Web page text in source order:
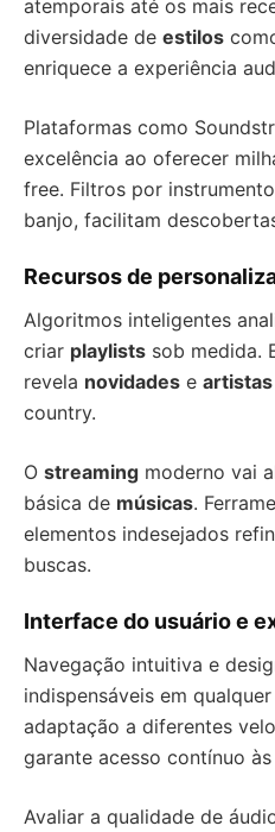
atemporais até os mais
diversidade de estilos
enriquece a experiência
Plataformas como
excelência ao oferecer
free. Filtros por
banjo, facilitam
Recursos de
Algoritmos inteligentes
criar playlists sob medida.
revela novidades e artistas
country.
O streaming moderno vai
básica de músicas.
elementos indesejados
buscas.
Interface do usuário e
Navegação intuitiva e
indispensáveis em qualquer
adaptação a diferentes
garante acesso contínuo às
Avaliar a qualidade de